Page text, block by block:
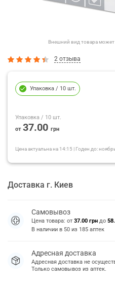
Внешний вид товара может
2 отзыва
Упаковка / 10 шт.
Упаковка / 10 шт.
от 37.00 грн
Цена актуальна на 14:15 | Годен до:
Доставка г. Киев
Самовывоз
Цена товара: от 37.00 грн до
В наличии в 50 из 185 аптек
Адресная доставка
Адресная доставка не
Только самовывоз из аптек.